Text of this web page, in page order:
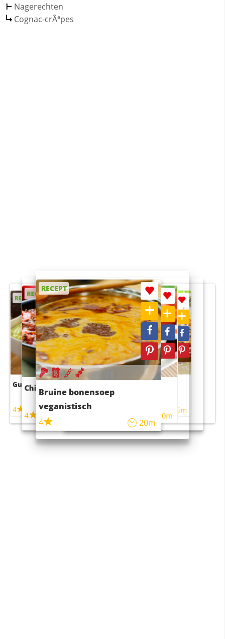
Nagerechten
Cognac-crÃªpes
RECEPT
Guacamole
4
RECEPT
Chili con carne
4
RECEPT
Bruine bonensoep
veganistisch
4
20m
RECEPT
Sushi rijstsalade
maaltijdsalade
40m
RECEPT
4 55m